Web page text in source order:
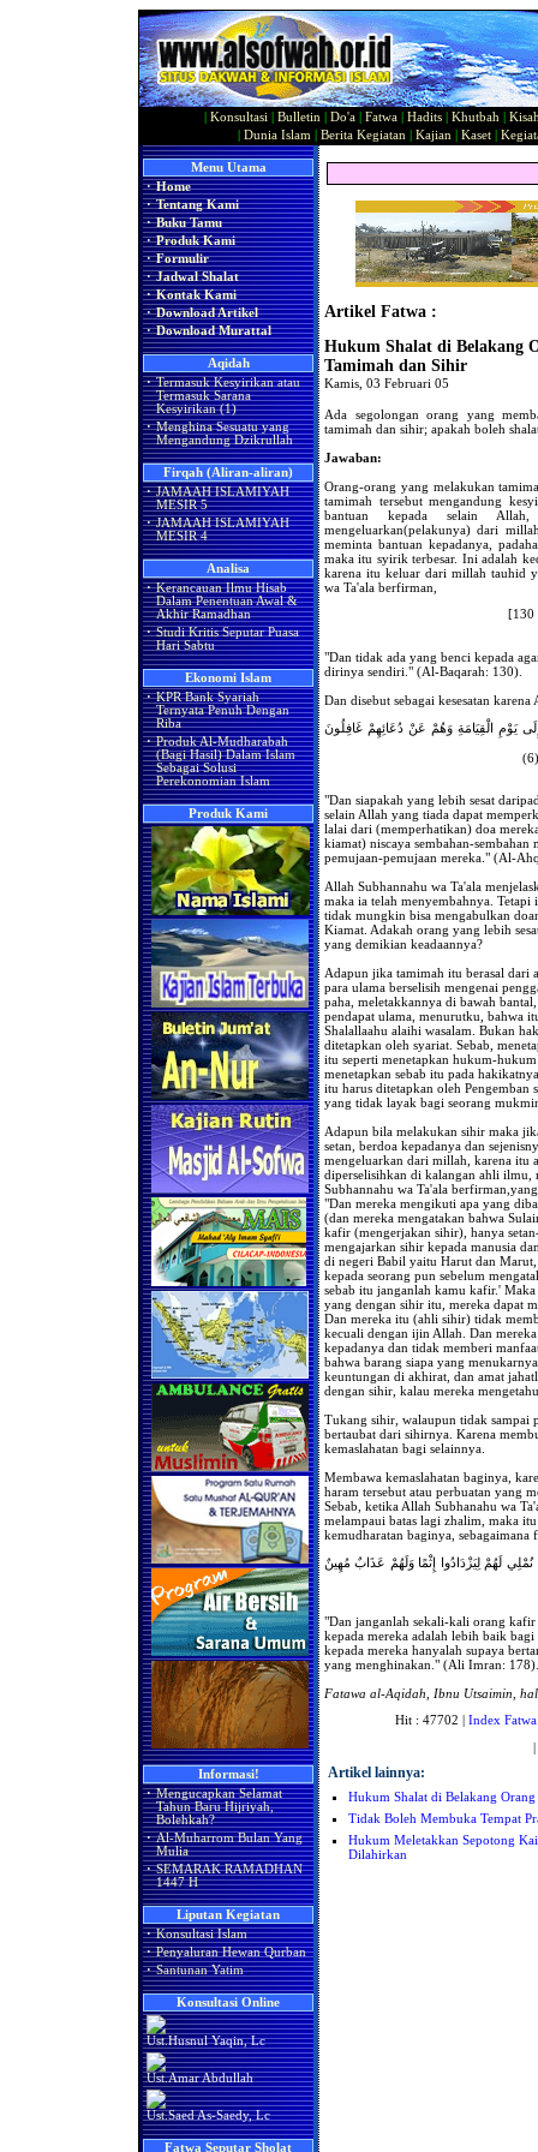
Konsultasi Bulletin Do'a Fatwa Hadits Khutbah
Dunia Islam Berita Kegiatan Kajian Kaset|
Menu Utama
· Home
· Tentang Kami
· Buku Tamu
· Produk Kami
· Formulir
· Jadwal Shalat
· Kontak Kami
· Download Artikel
· Download Murattal
Aqidah
· Termasuk Kesyirikan atau
Termasuk Sarana
Kesyirikan (1)
· Menghina Sesuatu yang
Mengandung Dzikrullah
Firqah (Aliran-aliran)
· JAMAAH ISLAMIYAH
MESIR 5
· JAMAAH ISLAMIYAH
MESIR 4
Analisa
· Kerancauan Ilmu Hisab
Dalam Penentuan Awal &
Akhir Ramadhan
· Studi Kritis Seputar Puasa
Hari Sabtu
Ekonomi Islam
· KPR Bank Syariah
Ternyata Penuh Dengan
Riba
· Produk Al-Mudharabah
(Bagi Hasil) Dalam Islam
Sebagai Solusi
Perekonomian Islam
Produk Kami
Informasi!
· Mengucapkan Selamat
Tahun Baru Hijriyah,
Bolehkah?
· Al-Muharrom Bulan Yang
Mulia
· SEMARAK RAMADHAN
1447 H
Liputan Kegiatan
· Konsultasi Islam
· Penyaluran Hewan Qurban
· Santunan Yatim
Konsultasi Online
Ust.Husnul Yaqin, Lc
Ust.Amar Abdullah
Ust.Saed As-Saedy, Lc
Fatwa Seputar Sholat
Artikel Fatwa :
Hukum Shalat di Belakang
Tamimah dan Sihir
Kamis, 03 Februari 05
Ada segolongan orang yang
tamimah dan sihir; apakah boleh
Jawaban:
Orang-orang yang melakukan
tamimah tersebut mengandung
bantuan kepada selain
mengeluarkan(pelakunya) dari
meminta bantuan kepadanya,
maka itu syirik terbesar. Ini adalah
karena itu keluar dari millah tauhid
wa Ta'ala berfirman,
"Dan tidak ada yang benci kepada
dirinya sendiri." (Al-Baqarah: 130).
Dan disebut sebagai kesesatan
يَوْمِ الْقِيَامَةِ وَهُمْ عَنْ دُعَائِهِمْ غَافِلُونَ
"Dan siapakah yang lebih sesat
selain Allah yang tiada dapat
lalai dari (memperhatikan) doa
kiamat) niscaya sembahan-
pemujaan-pemujaan mereka." (Al-
Allah Subhannahu wa Ta'ala
maka ia telah menyembahnya.
tidak mungkin bisa mengabulkan
Kiamat. Adakah orang yang lebih
yang demikian keadaannya?
Adapun jika tamimah itu berasal dari
para ulama berselisih mengenai
paha, meletakkannya di bawah
pendapat ulama, menurutku, bahwa
Shalallaahu alaihi wasalam. Bukan
ditetapkan oleh syariat. Sebab,
itu seperti menetapkan hukum-
menetapkan sebab itu pada
itu harus ditetapkan oleh Pengemban
yang tidak layak bagi seorang
Adapun bila melakukan sihir maka
setan, berdoa kepadanya dan
mengeluarkan dari millah, karena itu
diperselisihkan di kalangan ahli ilmu,
Subhannahu wa Ta'ala
"Dan mereka mengikuti apa yang
(dan mereka mengatakan bahwa
kafir (mengerjakan sihir), hanya
mengajarkan sihir kepada manusia
di negeri Babil yaitu Harut dan
kepada seorang pun sebelum
sebab itu janganlah kamu kafir.'
yang dengan sihir itu, mereka dapat
Dan mereka itu (ahli sihir) tidak
kecuali dengan ijin Allah. Dan
kepadanya dan tidak memberi
bahwa barang siapa yang
keuntungan di akhirat, dan amat
dengan sihir, kalau mereka
Tukang sihir, walaupun tidak sampai
bertaubat dari sihirnya. Karena
kemaslahatan bagi selainnya.
Membawa kemaslahatan baginya,
haram tersebut atau perbuatan yang
Sebab, ketika Allah Subhanahu wa
melampaui batas lagi zhalim, maka
kemudharatan baginya,
لَهُمْ لِيَزْدَادُوا إِثْمًا وَلَهُمْ عَذَابٌ مُهِينٌ
"Dan janganlah sekali-kali orang
kepada mereka adalah lebih baik
kepada mereka hanyalah supaya
yang menghinakan." (Ali Imran: 178).
Fatawa al-Aqidah, Ibnu Utsaimin,
Hit : 47702 | Index Fatwa
|
Artikel lainnya:
Hukum Shalat di Belakang
Tidak Boleh Membuka Tempat
Hukum Meletakkan Sepotong
Dilahirkan